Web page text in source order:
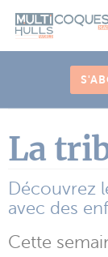
La
Découvrez
avec des
Cette